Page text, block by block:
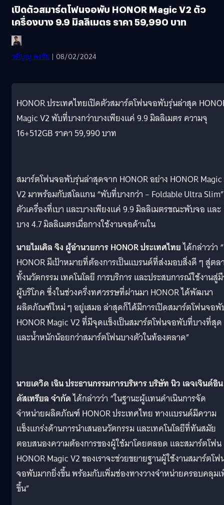
เปิดตัวสมาร์ตโฟนจอพับ HONOR Magic V2 ตัว
เครื่องบาง 9.9 มิลลิเมตร ราคา 59,990 บาท
วรัญญู คงชัย | 08/02/2024
HONOR ประเทศไทยเปิดตัวสมาร์ตโฟนจอพับรุ่นล่าสุด
Magic V2 พับที่บางกว่าบางเพียงแค่ 9.9 มิลลิเมตร ความจุ
16+512GB ราคา 59,990 บาท
สมาร์ตโฟนจอพับรุ่นล่าสุดจาก HONOR อย่าง HONOR Magic
V2 มาพร้อมกับสโลแกน “พับที่บางกว่า – Foldable Ultra Slim”
ตัวเครื่องที่เบา และบางเพียงแค่ 9.9 มิลลิเมตรขณะพับจอ และ
บาง 4.7 มิลลิเมตรเมื่อกางใช้งานจอด้านใน
นายไมเคิล จิง ผู้อำนวยการ HONOR ประเทศไทยได้กล่าวว่า “​
HONOR มีเป้าหมายที่ต้องการเป็นแบรนด์ที่ส่งมอบสิ่งดี ๆ สู่ตล
ทั้งนวัตกรรม เทคโนโลยี การบริการ และประสบการณ์ใช้งานสู่
ผู้บริโภค ซึ่งในช่วงครึ่งทศวรรษที่ผ่านมา HONOR ได้พัฒนา
ผลิตภัณฑ์ใหม่ ๆ อยู่เสมอ ล่าสุดก็ได้มีการเปิดสมาร์ตโฟนจอ
HONOR Magic V2 ที่มีจุดแข็งเป็นสมาร์ตโฟนจอพับที่บางที่สุด
และน้ำหนักน้อยกว่าสมาร์ตโฟนบางตัวในท้องตลาด”
นายเดวิด เฉิน ประธานกรรมการบริหาร บริษัท นิว เลจเจินด์อิน
ดัสเทรียล จำกัดได้กล่าวว่า “ในฐานะผู้แทนดำเนินการจัด
จำหน่ายผลิตภัณฑ์ HONOR ประเทศไทย ทางแบรนด์มีความ
แข็งแกร่งด้านการนำเสนอนวัตกรรม และเทคโนโลยีที่ทันสมัย
ตอบสนองความต้องการของผู้ใช้มาโดยตลอด และสมาร์ตโฟน
HONOR Magic V2 ของเราจะช่วยขยายฐานผู้ใช้งานสมาร์ตโฟ
จอพับมากยิ่งขึ้น พร้อมกับเพิ่มช่องทางวางจำหน่ายครอบคลุม
ขึ้น”